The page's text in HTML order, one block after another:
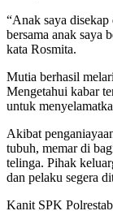
“Anak saya
bersama anak saya
kata Rosmita.
Mutia berhasil
Mengetahui kabar
untuk
Akibat
tubuh, memar di
telinga. Pihak
dan pelaku segera
Kanit SPK